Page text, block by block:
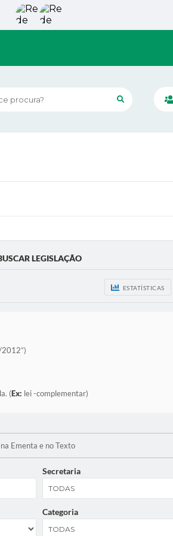
procura?
LEGISLAÇÃO
ESTATÍSTICAS
(Ex: lei -complementar)
Ementa e no Texto
Secretaria
Categoria